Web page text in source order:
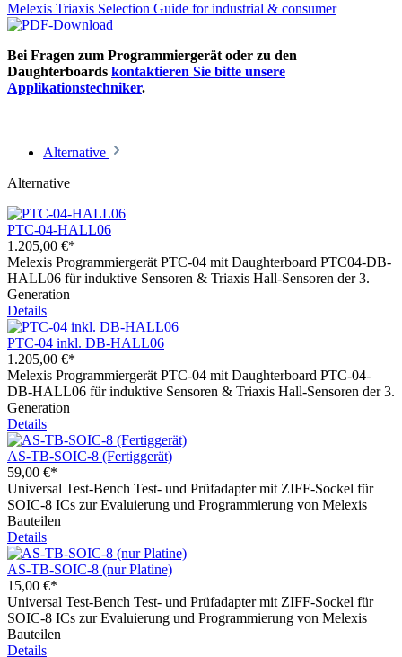
Melexis Triaxis Selection Guide for industrial & consumer
Bei Fragen zum Programmiergerät oder zu den
Daughterboards kontaktieren Sie bitte unsere
Applikationstechniker.
Alternative
Alternative
PTC-04-HALL06
1.205,00 €*
Melexis Programmiergerät PTC-04 mit Daughterboard PTC04-DB-
HALL06 für induktive Sensoren & Triaxis Hall-Sensoren der 3.
Generation
Details
PTC-04 inkl. DB-HALL06
1.205,00 €*
Melexis Programmiergerät PTC-04 mit Daughterboard PTC-04-
DB-HALL06 für induktive Sensoren & Triaxis Hall-Sensoren der 3.
Generation
Details
AS-TB-SOIC-8 (Fertiggerät)
59,00 €*
Universal Test-Bench Test- und Prüfadapter mit ZIFF-Sockel für
SOIC-8 ICs zur Evaluierung und Programmierung von Melexis
Bauteilen
Details
AS-TB-SOIC-8 (nur Platine)
15,00 €*
Universal Test-Bench Test- und Prüfadapter mit ZIFF-Sockel für
SOIC-8 ICs zur Evaluierung und Programmierung von Melexis
Bauteilen
Details